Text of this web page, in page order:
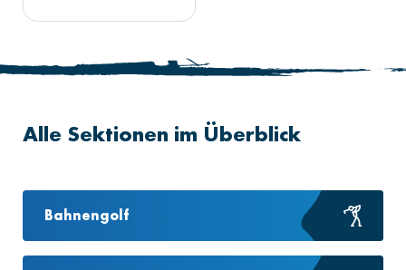
Alle Sektionen im Überblick
Bahnengolf